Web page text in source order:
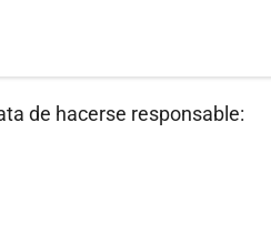
de hacerse responsable: